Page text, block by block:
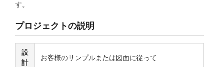
す。
プロジェクトの説明
設
計
お客様のサンプルまたは図面に従って